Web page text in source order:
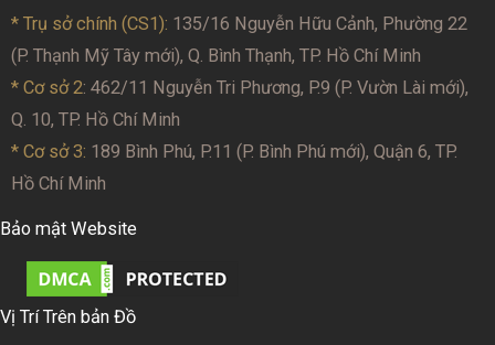
* Trụ sở chính (CS1): 135/16 Nguyễn Hữu Cảnh, Phường 22
(P. Thạnh Mỹ Tây mới), Q. Bình Thạnh, TP. Hồ Chí Minh
* Cơ sở 2: 462/11 Nguyễn Tri Phương, P.9 (P. Vườn Lài mới),
Q. 10, TP. Hồ Chí Minh
* Cơ sở 3: 189 Bình Phú, P.11 (P. Bình Phú mới), Quận 6, TP.
Hồ Chí Minh
Bảo mật Website
Vị Trí Trên bản Đồ